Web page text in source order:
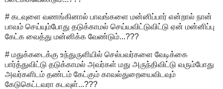
# கடவுளை வணங்கினால் பாவங்களை மன்னிப்பார் என்றால் நான்
பாவம் செய்யும்போது தடுக்காமல் செய்யவிட்டுவிட்டு ஏன் மன்னிப்பு
கேட்க வைத்து மன்னிக்க வேண்டும்...???
# மதுக்கடைக்கு உந்துருளியில் செல்பவர்களை வேடிக்கை
பார்த்துவிட்டு தடுக்காமல் அவர்கள் மது அருந்திவிட்டு வரும்போது
அவர்களிடம் தண்டம் கேட்கும் காவல்துறையைவிடவும்
கேடுகெட்டவரா கடவுள்...???